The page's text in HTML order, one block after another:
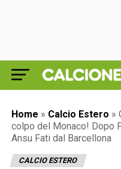
Home » Calcio Estero »
colpo del Monaco! Dopo
Ansu Fati dal Barcellona
CALCIO ESTERO